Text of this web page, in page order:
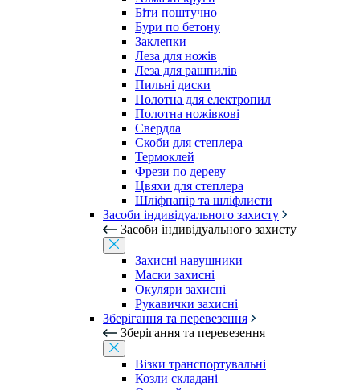
Біти поштучно
Бури по бетону
Заклепки
Леза для ножів
Леза для рашпилів
Пильні диски
Полотна для електропил
Полотна ножівкові
Свердла
Скоби для степлера
Термоклей
Фрези по дереву
Цвяхи для степлера
Шліфпапір та шліфлисти
Засоби індивідуального захисту
Засоби індивідуального захисту
Захисні навушники
Маски захисні
Окуляри захисні
Рукавички захисні
Зберігання та перевезення
Зберігання та перевезення
Візки транспортувальні
Козли складані